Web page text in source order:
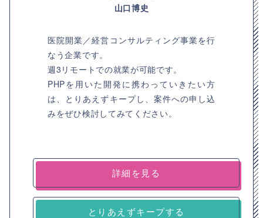
山口博史
医院開業／経営コンサルティング事業を行
なう企業です。
週3リモートでの就業が可能です。
PHPを用いた開発に携わっていきたい方
は、とりあえずキープし、案件への申し込
みをぜひ検討してみてください。
詳細を見る
とりあえずキープする